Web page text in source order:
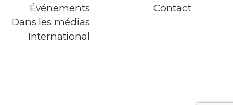
Événements
Dans les médias
International
Contact